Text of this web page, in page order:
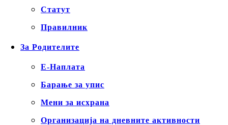
Статут
Правилник
За Родителите
Е-Наплата
Барање за упис
Мени за исхрана
Организација на дневните активности